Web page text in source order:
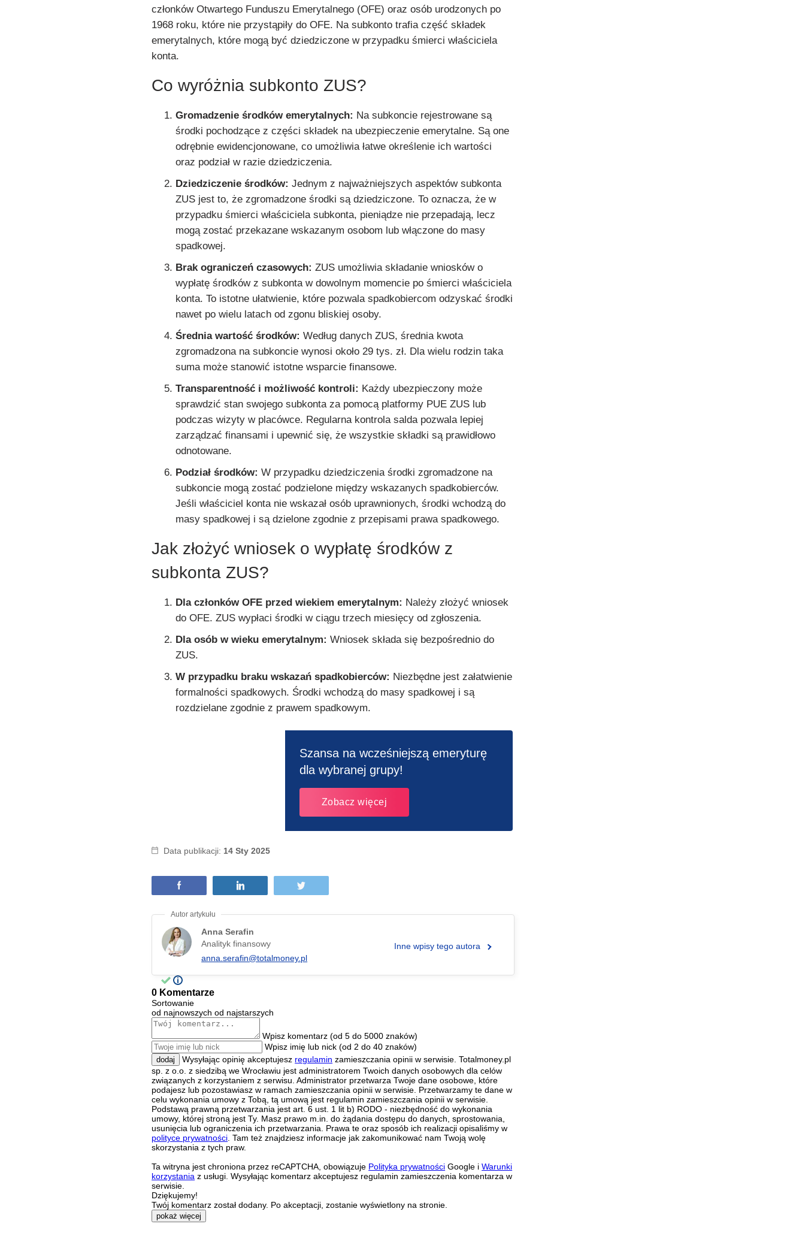
członków Otwartego Funduszu Emerytalnego (OFE) oraz osób urodzonych po
1968 roku, które nie przystąpiły do OFE. Na subkonto trafia część składek
emerytalnych, które mogą być dziedziczone w przypadku śmierci właściciela
konta.
Co wyróżnia subkonto ZUS?
Gromadzenie środków emerytalnych: Na subkoncie rejestrowane są
środki pochodzące z części składek na ubezpieczenie emerytalne. Są one
odrębnie ewidencjonowane, co umożliwia łatwe określenie ich wartości
oraz podział w razie dziedziczenia.
Dziedziczenie środków: Jednym z najważniejszych aspektów subkonta
ZUS jest to, że zgromadzone środki są dziedziczone. To oznacza, że w
przypadku śmierci właściciela subkonta, pieniądze nie przepadają, lecz
mogą zostać przekazane wskazanym osobom lub włączone do masy
spadkowej.
Brak ograniczeń czasowych: ZUS umożliwia składanie wniosków o
wypłatę środków z subkonta w dowolnym momencie po śmierci właściciela
konta. To istotne ułatwienie, które pozwala spadkobiercom odzyskać środki
nawet po wielu latach od zgonu bliskiej osoby.
Średnia wartość środków: Według danych ZUS, średnia kwota
zgromadzona na subkoncie wynosi około 29 tys. zł. Dla wielu rodzin taka
suma może stanowić istotne wsparcie finansowe.
Transparentność i możliwość kontroli: Każdy ubezpieczony może
sprawdzić stan swojego subkonta za pomocą platformy PUE ZUS lub
podczas wizyty w placówce. Regularna kontrola salda pozwala lepiej
zarządzać finansami i upewnić się, że wszystkie składki są prawidłowo
odnotowane.
Podział środków: W przypadku dziedziczenia środki zgromadzone na
subkoncie mogą zostać podzielone między wskazanych spadkobierców.
Jeśli właściciel konta nie wskazał osób uprawnionych, środki wchodzą do
masy spadkowej i są dzielone zgodnie z przepisami prawa spadkowego.
Jak złożyć wniosek o wypłatę środków z
subkonta ZUS?
Dla członków OFE przed wiekiem emerytalnym: Należy złożyć wniosek
do OFE. ZUS wypłaci środki w ciągu trzech miesięcy od zgłoszenia.
Dla osób w wieku emerytalnym: Wniosek składa się bezpośrednio do
ZUS.
W przypadku braku wskazań spadkobierców: Niezbędne jest załatwienie
formalności spadkowych. Środki wchodzą do masy spadkowej i są
rozdzielane zgodnie z prawem spadkowym.
Szansa na wcześniejszą emeryturę
dla wybranej grupy!
Zobacz więcej
Data publikacji: 14 Sty 2025
Anna Serafin
Analityk finansowy
anna.serafin@totalmoney.pl
Inne wpisy tego autora
0 Komentarze
Sortowanie
od najnowszych od najstarszych
Wpisz komentarz (od 5 do 5000 znaków)
Wpisz imię lub nick (od 2 do 40 znaków)
dodaj Wysyłając opinię akceptujesz regulamin zamieszczania opinii w serwisie. Totalmoney.pl
sp. z o.o. z siedzibą we Wrocławiu jest administratorem Twoich danych osobowych dla celów
związanych z korzystaniem z serwisu. Administrator przetwarza Twoje dane osobowe, które
podajesz lub pozostawiasz w ramach zamieszczania opinii w serwisie. Przetwarzamy te dane w
celu wykonania umowy z Tobą, tą umową jest regulamin zamieszczania opinii w serwisie.
Podstawą prawną przetwarzania jest art. 6 ust. 1 lit b) RODO - niezbędność do wykonania
umowy, której stroną jest Ty. Masz prawo m.in. do żądania dostępu do danych, sprostowania,
usunięcia lub ograniczenia ich przetwarzania. Prawa te oraz sposób ich realizacji opisaliśmy w
polityce prywatności . Tam też znajdziesz informacje jak zakomunikować nam Twoją wolę
skorzystania z tych praw.
Ta witryna jest chroniona przez reCAPTCHA, obowiązuje Polityka prywatności Google iWarunki
korzystania z usługi. Wysyłając komentarz akceptujesz regulamin zamieszczenia komentarza w
serwisie.
Dziękujemy!
Twój komentarz został dodany. Po akceptacji, zostanie wyświetlony na stronie.
pokaż więcej